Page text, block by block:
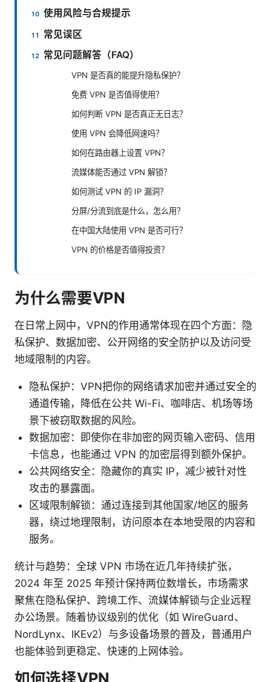
使用风险与合规提示
常见误区
常见问题解答（FAQ）
VPN 是否真的能提升隐私保护？
免费 VPN 是否值得使用？
如何判断 VPN 是否真正无日志？
使用 VPN 会降低网速吗？
如何在路由器上设置 VPN？
流媒体能否通过 VPN 解锁？
如何测试 VPN 的 IP 漏洞？
分屏/分流到底是什么，怎么用？
在中国大陆使用 VPN 是否可行？
VPN 的价格是否值得投资？
为什么需要VPN
在日常上网中，VPN的作用通常体现在四个方面：隐
私保护、数据加密、公开网络的安全防护以及访问受
地域限制的内容。
隐私保护：VPN把你的网络请求加密并通过安全的
通道传输，降低在公共 Wi-Fi、咖啡店、机场等场
景下被窃取数据的风险。
数据加密：即使你在非加密的网页输入密码、信用
卡信息，也能通过 VPN 的加密层得到额外保护。
公共网络安全：隐藏你的真实 IP，减少被针对性
攻击的暴露面。
区域限制解锁：通过连接到其他国家/地区的服务
器，绕过地理限制，访问原本在本地受限的内容和
服务。
统计与趋势：全球 VPN 市场在近几年持续扩张，
2024 年至 2025 年预计保持两位数增长，市场需求
聚焦在隐私保护、跨境工作、流媒体解锁与企业远程
办公场景。随着协议级别的优化（如 WireGuard、
NordLynx、IKEv2）与多设备场景的普及，普通用户
也能体验到更稳定、快速的上网体验。
如何选择VPN